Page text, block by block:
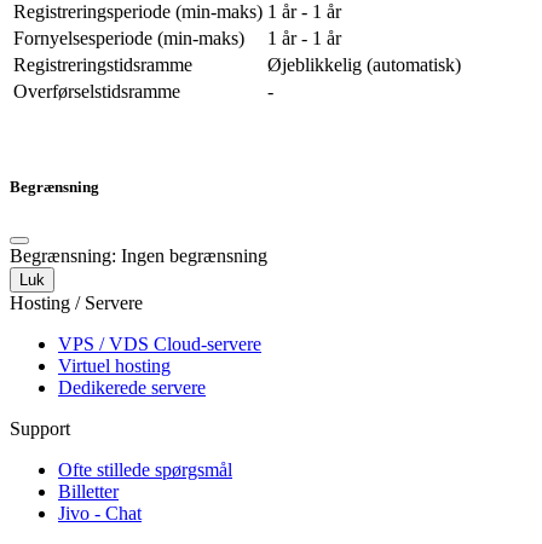
Registreringsperiode (min-maks) 1 år - 1 år
Fornyelsesperiode (min-maks)
1 år - 1 år
Registreringstidsramme
Øjeblikkelig (automatisk)
Overførselstidsramme
-
Begrænsning
Begrænsning: Ingen begrænsning
Luk
Hosting / Servere
VPS / VDS Cloud-servere
Virtuel hosting
Dedikerede servere
Support
Ofte stillede spørgsmål
Billetter
Jivo - Chat